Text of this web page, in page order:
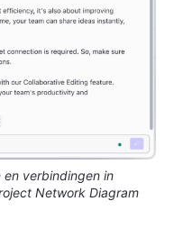
verbindingen in
Network Diagram